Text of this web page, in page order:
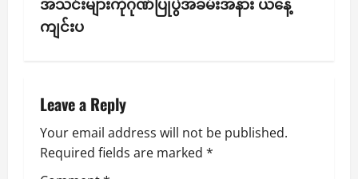
v
i
a
t
ကျင်းပ
Leave a Reply
Your email address will not be published.
Required fields are marked *